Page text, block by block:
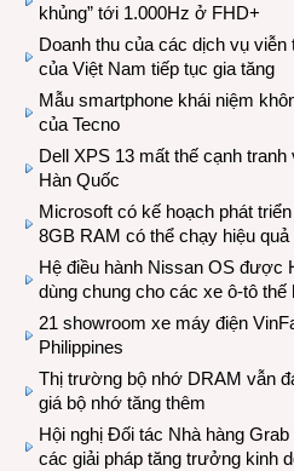
khủng” tới 1.000Hz ở FHD+
Doanh thu của các dịch vụ
của Việt Nam tiếp tục gia tăng
Mẫu smartphone khái niệm
của Tecno
Dell XPS 13 mất thế cạnh
Hàn Quốc
Microsoft có kế hoạch phát
8GB RAM có thể chạy hiệu quả
Hệ điều hành Nissan OS được
dùng chung cho các xe ô-tô thế
21 showroom xe máy điện
Philippines
Thị trường bộ nhớ DRAM vẫn
giá bộ nhớ tăng thêm
Hội nghị Đối tác Nhà hàng
các giải pháp tăng trưởng kinh